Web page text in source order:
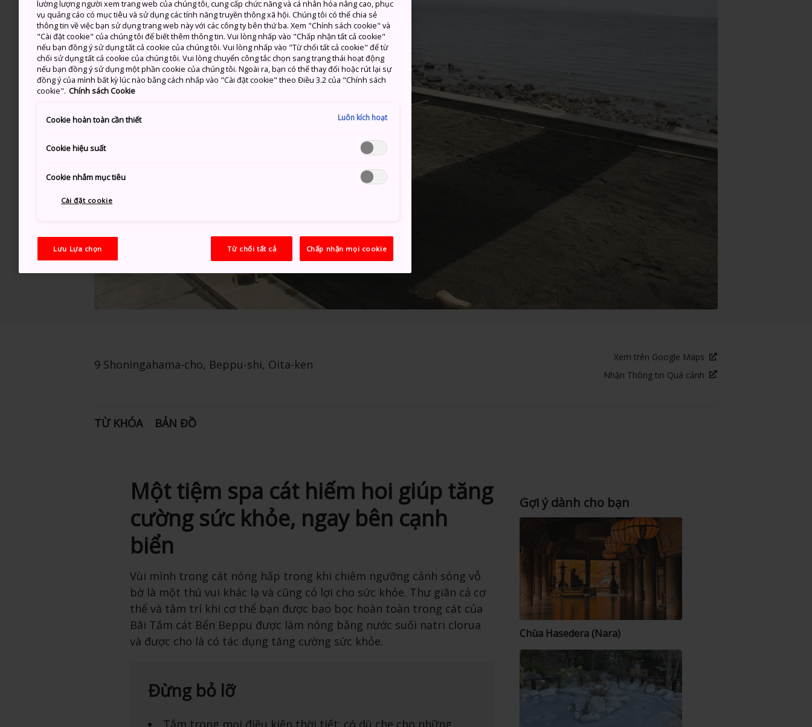
9 Shoningahama-cho, Beppu-shi, Oita-ken
Xem trên Google Maps
Nhận Thông tin Quá cảnh
TỪ KHÓA BẢN ĐỒ
Một tiệm spa cát hiếm hoi giúp tăng
cường sức khỏe, ngay bên cạnh
biển
Vùi mình trong cát nóng hấp trong khi chiêm ngưỡng cảnh sóng vỗ
bờ là một thú vui khác lạ và cũng có lợi cho sức khỏe. Thư giãn cả cơ
thể và tâm trí khi cơ thể bạn được bao bọc hoàn toàn trong cát của
Bãi Tắm cát Bển Beppu được làm nóng bằng nước suối natri clorua
và được cho là có tác dụng tăng cường sức khỏe.
Đừng bỏ lỡ
Tắm trong mọi điều kiện thời tiết: có dù che cho những
Gợi ý dành cho bạn
Chùa Hasedera (Nara)
lường lượng người xem trang web của chúng tôi, cung cấp chức năng và cá nhân hóa nâng cao, phục
vụ quảng cáo có mục tiêu và sử dụng các tính năng truyền thông xã hội. Chúng tôi có thể chia sẻ
thông tin về việc bạn sử dụng trang web này với các công ty bên thứ ba. Xem "Chính sách cookie" và
"Cài đặt cookie" của chúng tôi để biết thêm thông tin. Vui lòng nhấp vào "Chấp nhận tất cả cookie"
nếu bạn đồng ý sử dụng tất cả cookie của chúng tôi. Vui lòng nhấp vào "Từ chối tất cả cookie" để từ
chối sử dụng tất cả cookie của chúng tôi. Vui lòng chuyển công tắc chọn sang trạng thái hoạt động
nếu bạn đồng ý sử dụng một phần cookie của chúng tôi. Ngoài ra, bạn có thể thay đổi hoặc rút lại sự
đồng ý của mình bất kỳ lúc nào bằng cách nhấp vào "Cài đặt cookie" theo Điều 3.2 của "Chính sách
cookie". Chính sách Cookie
Cookie hoàn toàn cần thiết Luôn kích hoạt
Cookie hiệu suất
Cookie nhắm mục tiêu
Cài đặt cookie
Lưu Lựa chọn Từ chối tất cả Chấp nhận mọi cookie